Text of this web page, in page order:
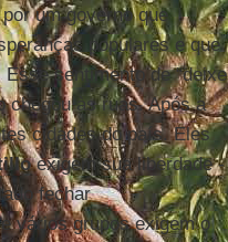
um governo que
populares e que
sentimento de “deixe
chegou às ruas. Após a
cidades do país. Eles
exigem sua liberdade -
fechar
vários grupos exigem o